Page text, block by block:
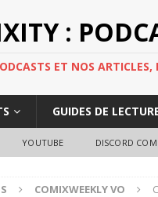
:
ET NOS ARTICLES,
GUIDES DE
YOUTUBE DISCORD
COMIXWEEKLY VO